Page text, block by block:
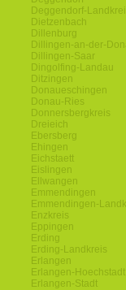
Deggendorf-
Dietzenbach
Dillenburg
Dillingen-an-der-
Dillingen-Saar
Dingolfing-Landau
Ditzingen
Donaueschingen
Donau-Ries
Donnersbergkreis
Dreieich
Ebersberg
Ehingen
Eichstaett
Eislingen
Ellwangen
Emmendingen
Emmendingen-
Enzkreis
Eppingen
Erding
Erding-Landkreis
Erlangen
Erlangen-Hoechstadt
Erlangen-Stadt